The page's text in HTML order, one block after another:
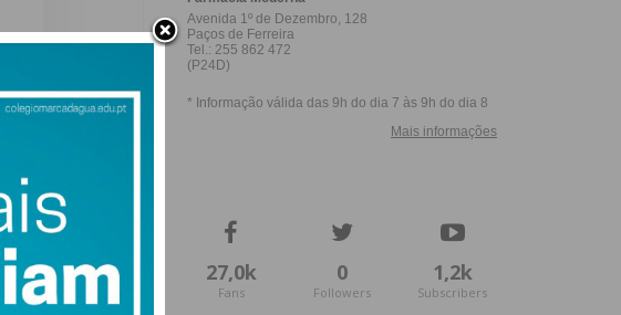
27,0k
Fans
0
Followers
1,2k
Subscribers